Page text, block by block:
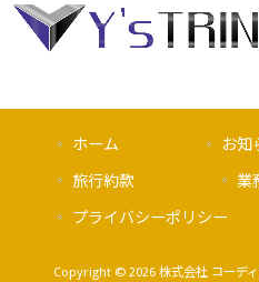
ホーム お知
旅行約款 業
プライバシーポリシー
Copyright © 2026 株式会社 コーデ